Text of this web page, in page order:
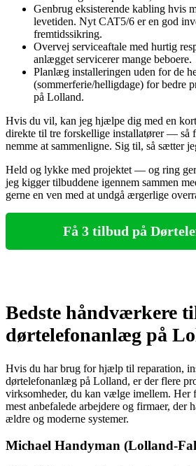
Genbrug eksisterende kabling hvis
levetiden. Nyt CAT5/6 er en god
fremtidssikring.
Overvej serviceaftale med hurtig
anlægget servicerer mange beboere.
Planlæg installeringen uden for de
(sommerferie/helligdage) for bedre
på Lolland.
Hvis du vil, kan jeg hjælpe dig med en
direkte til tre forskellige installatører — så
nemme at sammenligne. Sig til, så sætter
Held og lykke med projektet — og ring
jeg kigger tilbuddene igennem sammen
gerne en ven med at undgå ærgerlige
Få 3 tilbud på
Bedste håndværkere
dørtelefonanlæg på
Hvis du har brug for hjælp til reparation,
dørtelefonanlæg på Lolland, er der flere
virksomheder, du kan vælge imellem. Her
mest anbefalede arbejdere og firmaer, der
ældre og moderne systemer.
Michael Handyman (Lolland-